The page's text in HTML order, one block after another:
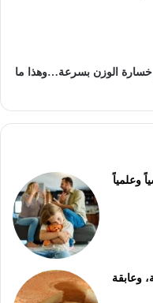
خسارة الوزن بسرعة…وهذا ما
وعلمياً
وعابقة